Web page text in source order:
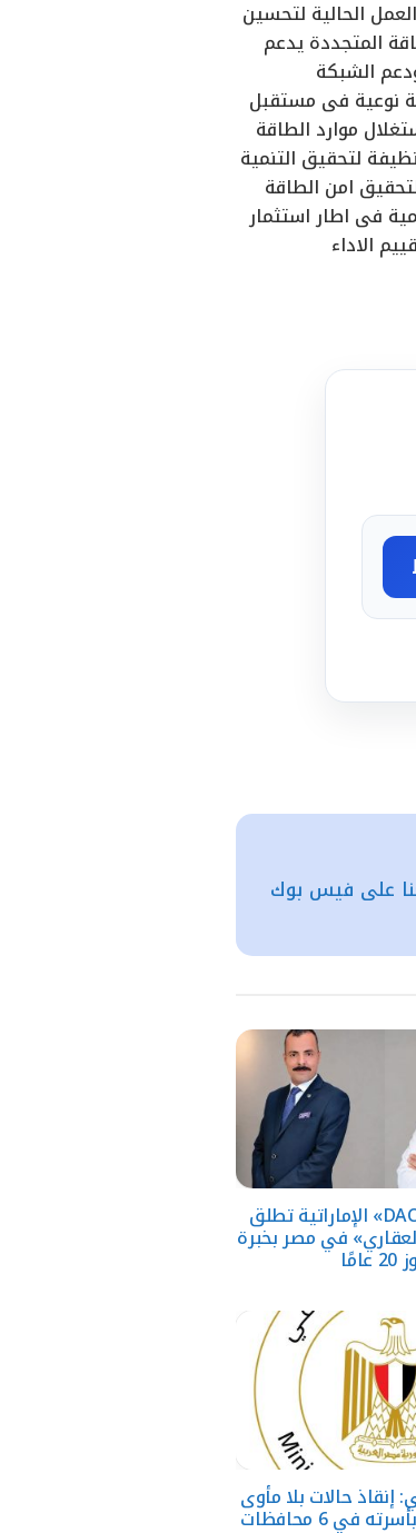
الحالية لتحسين
المتجددة يدعم
الشبكة
نوعية فى مستقبل
موارد الطاقة
لتحقيق التنمية
امن الطاقة
فى اطار استثمار
الاداء
على فيس بوك
«DAC Construction» الإماراتية تطلق
في مصر بخبرة
إنقاذ حالات بلا مأوى
ولمّ شمل مواطن بأسرته في 6 محافظات